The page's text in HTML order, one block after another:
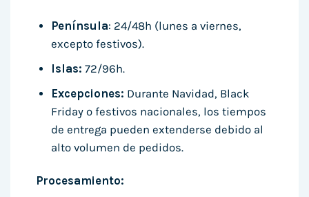
Península: 24/48h (lunes a viernes,
excepto festivos).
Islas: 72/96h.
Excepciones: Durante Navidad, Black
Friday o festivos nacionales, los tiempos
de entrega pueden extenderse debido al
alto volumen de pedidos.
Procesamiento: